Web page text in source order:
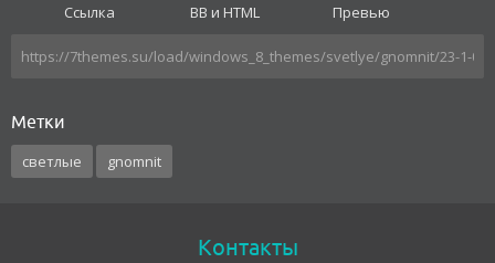
Ссылка BB и HTML Превью
Метки
светлые gnomnit
Контакты